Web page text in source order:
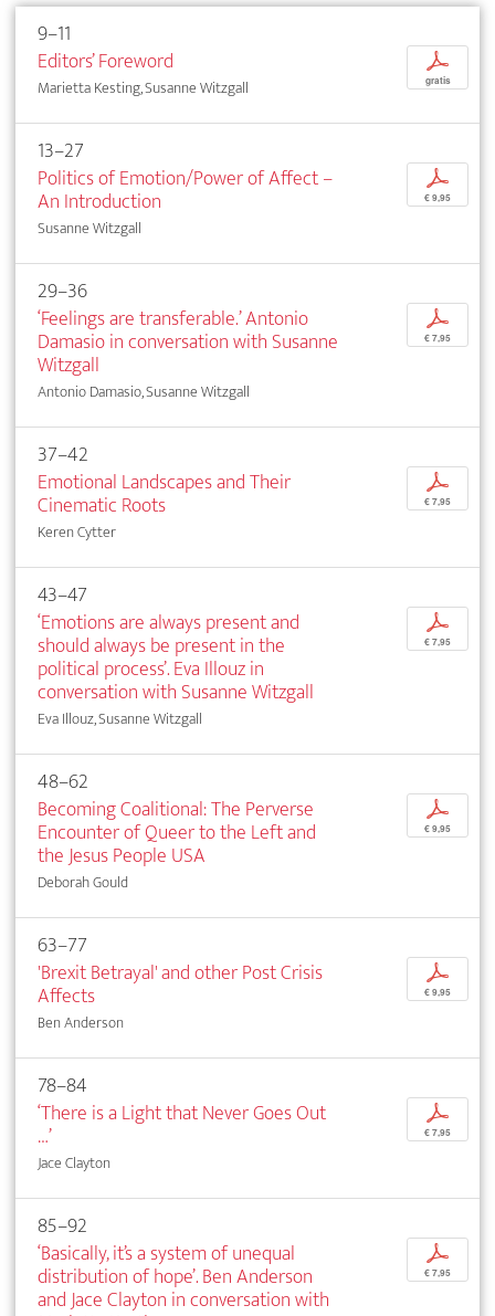
9–11
Editors’ Foreword
Marietta Kesting, Susanne Witzgall
p
gratis
13–27
Politics of Emotion/Power of Affect –
An Introduction
Susanne Witzgall
p
€ 9,95
29–36
‘Feelings are transferable.’ Antonio
Damasio in conversation with Susanne
Witzgall
Antonio Damasio, Susanne Witzgall
p
€ 7,95
37–42
Emotional Landscapes and Their
Cinematic Roots
Keren Cytter
p
€ 7,95
43–47
‘Emotions are always present and
should always be present in the
political process’. Eva Illouz in
conversation with Susanne Witzgall
Eva Illouz, Susanne Witzgall
p
€ 7,95
48–62
Becoming Coalitional: The Perverse
Encounter of Queer to the Left and
the Jesus People USA
Deborah Gould
p
€ 9,95
63–77
'Brexit Betrayal' and other Post Crisis
Affects
Ben Anderson
p
€ 9,95
78–84
‘There is a Light that Never Goes Out
…’
Jace Clayton
p
€ 7,95
85–92
‘Basically, it’s a system of unequal
distribution of hope’. Ben Anderson
and Jace Clayton in conversation with
p
€ 7,95